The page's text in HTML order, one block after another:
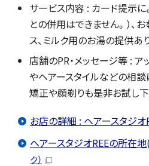
サービス内容 : カード提示に
との併用はできません。）、
ス、ミルク用のお湯の提供あり
店舗のPR・メッセージ等 :
やヘアースタイルなどの相
矯正や顔剃りも是非お試し下
お店の詳細 : ヘアースタジオ
ヘアースタジオREEの所在
ク）